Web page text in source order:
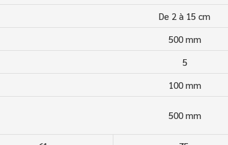
De 2 à 15 cm
500 mm
5
100 mm
500 mm